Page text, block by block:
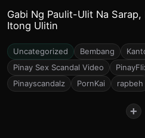
Gabi Ng Paulit-Ulit Na
Itong Ulitin
Uncategorized Bembang
Pinay Sex Scandal Video
Pinayscandalz
PornKai rapbeh
+